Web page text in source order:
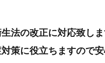
法の改正に対応致しま
策に役立ちますので安